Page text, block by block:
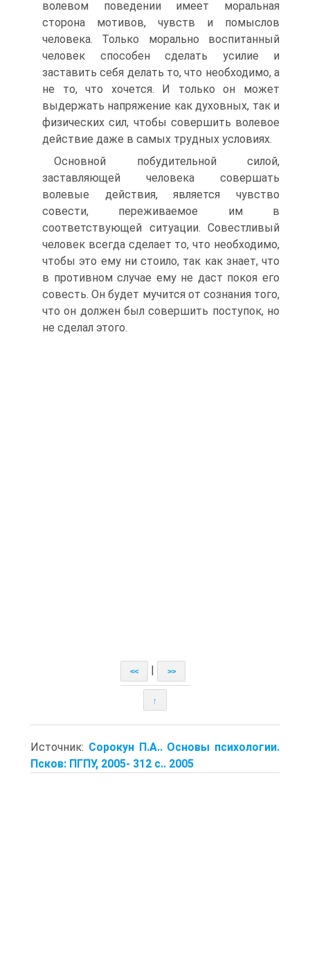
волевом поведении имеет моральная
сторона мотивов, чувств и помыслов
человека. Только морально воспитанный
человек способен сделать усилие и
заставить себя делать то, что необходимо, а
не то, что хочется. И только он может
выдержать напряжение как духовных, так и
физических сил, чтобы совершить волевое
действие даже в самых трудных условиях.
Основной побудительной силой,
заставляющей человека совершать
волевые действия, является чувство
совести, переживаемое им в
соответствующей ситуации. Совестливый
человек всегда сделает то, что необходимо,
чтобы это ему ни стоило, так как знает, что
в противном случае ему не даст покоя его
совесть. Он будет мучится от сознания того,
что он должен был совершить поступок, но
не сделал этого.
<< >>
↑
Источник: Сорокун П.А.. Основы психологии.
Псков: ПГПУ, 2005- 312 с.. 2005